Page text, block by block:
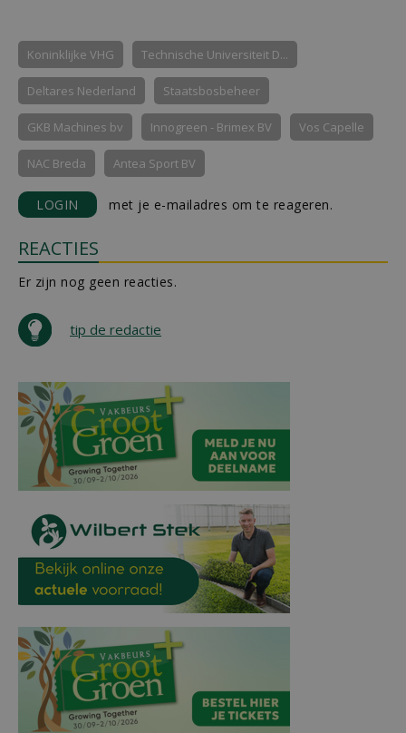
Koninklijke VHG Technische Universiteit D...
Deltares Nederland Staatsbosbeheer
GKB Machines bv Innogreen - Brimex BV Vos Capelle
NAC Breda Antea Sport BV
LOGIN met je e-mailadres om te reageren.
REACTIES
Er zijn nog geen reacties.
tip de redactie